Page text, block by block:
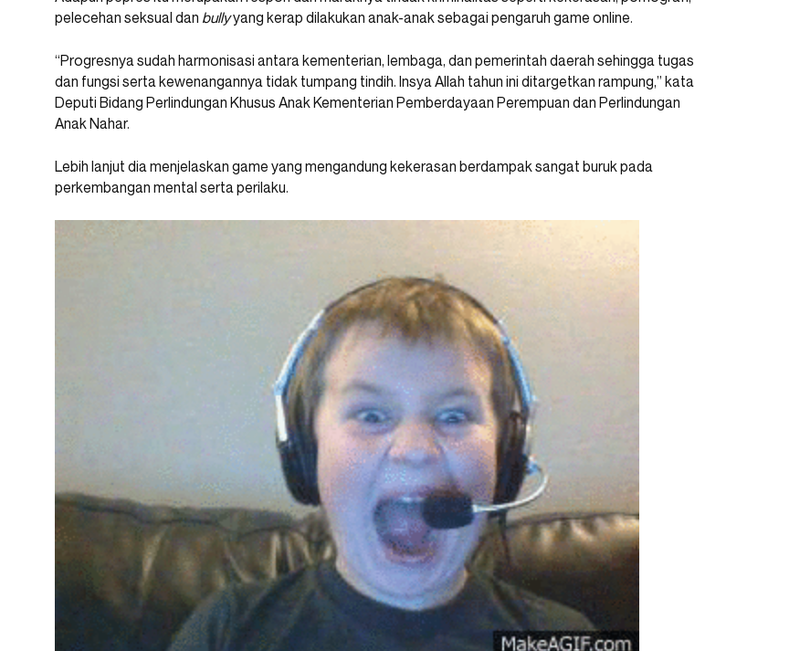
pelecehan seksual dan bullyyang kerap dilakukan anak-anak sebagai pengaruh game online.
“Progresnya sudah harmonisasi antara kementerian, lembaga, dan pemerintah daerah sehingga tugas
dan fungsi serta kewenangannya tidak tumpang tindih. Insya Allah tahun ini ditargetkan rampung,” kata
Deputi Bidang Perlindungan Khusus Anak Kementerian Pemberdayaan Perempuan dan Perlindungan
Anak Nahar.
Lebih lanjut dia menjelaskan game yang mengandung kekerasan berdampak sangat buruk pada
perkembangan mental serta perilaku.